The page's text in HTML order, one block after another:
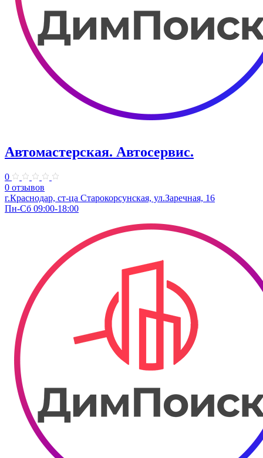
Автомастерская. Автосервис.
0
0 отзывов
г.Краснодар, ст-ца Старокорсунская, ул.Заречная, 16
Пн-Сб 09:00-18:00